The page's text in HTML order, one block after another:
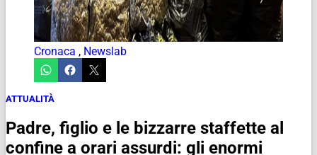
Cronaca , Newslab
ATTUALITÀ
Padre, figlio e le bizzarre staffette al
confine a orari assurdi: gli enormi